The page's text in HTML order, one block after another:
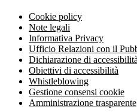
Cookie policy
Note legali
Informativa Privacy
Ufficio Relazioni con il
Dichiarazione di accessibilità
Obiettivi di accessibilità
Whistleblowing
Gestione consensi cookie
Amministrazione trasparente